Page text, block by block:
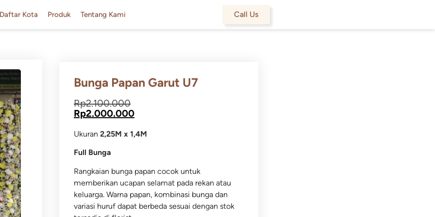
Daftar Kota Produk Tentang Kami Call Us
Bunga Papan Garut U7
Rp2.100.000
Rp2.000.000
Ukuran 2,25M x 1,4M
Full Bunga
Rangkaian bunga papan cocok untuk
memberikan ucapan selamat pada rekan atau
keluarga. Warna papan, kombinasi bunga dan
variasi huruf dapat berbeda sesuai dengan stok